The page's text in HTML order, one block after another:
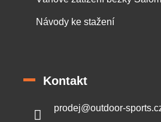
Návody ke stažení
Kontakt
prodej@outdoor-